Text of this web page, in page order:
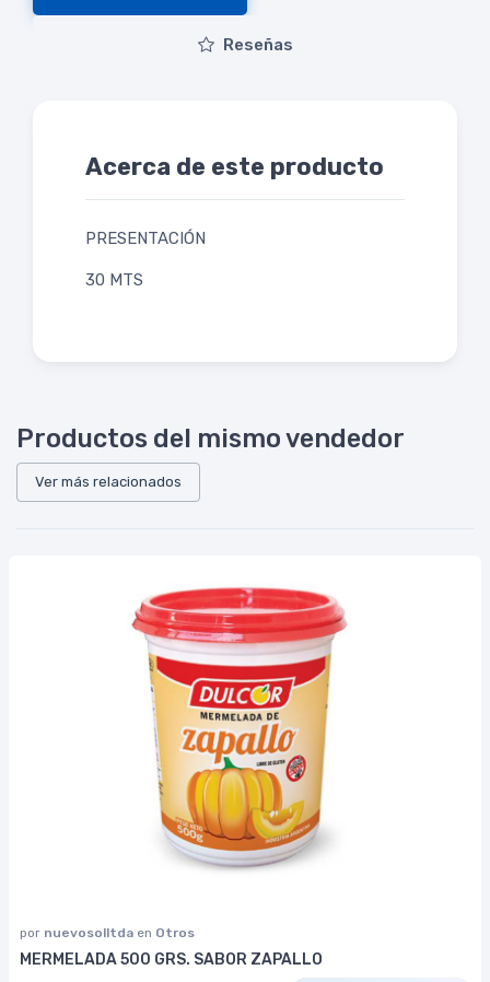
Reseñas
Acerca de este producto
PRESENTACIÓN
30 MTS
Productos del mismo vendedor
Ver más relacionados
por nuevosolltda en Otros
MERMELADA 500 GRS. SABOR ZAPALLO